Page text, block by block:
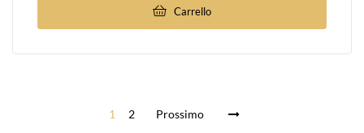
Carrello
1 2 Prossimo